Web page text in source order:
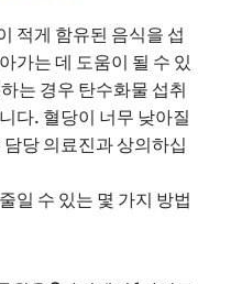
적게 함유된 음식을 섭
가는 데 도움이 될 수 있
는 경우 탄수화물 섭취
다. 혈당이 너무 낮아질
당 의료진과 상의하십
일 수 있는 몇 가지 방법